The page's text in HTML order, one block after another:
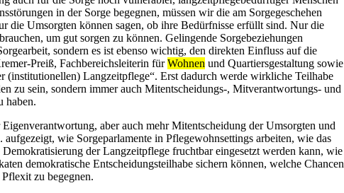
in der Sorge begegnen, müssen wir die am Sorgegeschehen
die Umsorgten können sagen, ob ihre Bedürfnisse erfüllt sind. Nur die
um gut sorgen zu können. Gelingende Sorgebeziehungen
sondern es ist ebenso wichtig, den direkten Einfluss auf die
Preiß, Fachbereichsleiterin fürWohnen und Quartiersgestaltung sowie
(institutionellen) Langzeitpflege“. Erst dadurch werde wirkliche Teilhabe
zu sein, sondern immer auch Mitentscheidungs-, Mitverantwortungs- und
haben.
aber auch mehr Mitentscheidung der Umsorgten und
wie Sorgeparlamente in Pflegewohnsettings arbeiten, wie das
der Langzeitpflege fruchtbar eingesetzt werden kann, wie
demokratische Entscheidungsteilhabe sichern können, welche Chancen
zu begegnen.